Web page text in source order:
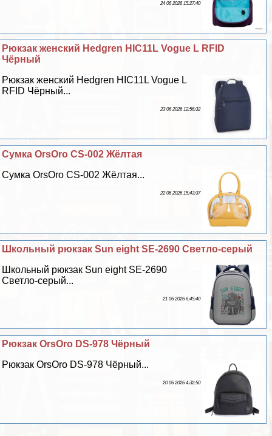
24 06 2026 15:27:40
Рюкзак женский Hedgren HIC11L Vogue L RFID
Чёрный
Рюкзак женский Hedgren HIC11L Vogue L
RFID Чёрный...
23 06 2026 12:56:32
Сумка OrsOro CS-002 Жёлтая
Сумка OrsOro CS-002 Жёлтая...
22 06 2026 15:43:37
Школьный рюкзак Sun eight SE-2690 Светло-серый
Школьный рюкзак Sun eight SE-2690
Светло-серый...
21 06 2026 6:45:40
Рюкзак OrsOro DS-978 Чёрный
Рюкзак OrsOro DS-978 Чёрный...
20 06 2026 4:32:50